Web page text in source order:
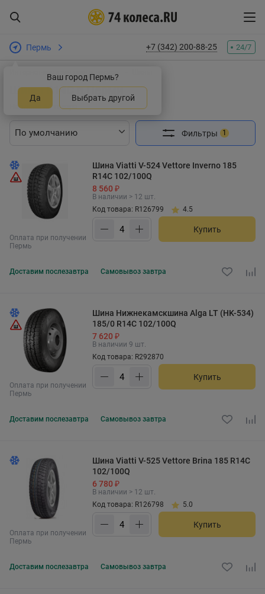
Пермь
Ваш город Пермь?
Да Выбрать другой
+7 (342) 200-88-25 24/7
Интернет-магазин шин и дисков
Шины R14C в Перми
Найдено 44 товара
Фильтры 1
Оплата при получении
Пермь
Шина Viatti V-524 Vettore Inverno 185
R14C 102/100Q
8 560 ₽
В наличии > 12 шт.
Код товара: R126799
4.5
Купить
Доставим послезавтра Самовывоз завтра
Оплата при получении
Пермь
Шина Нижнекамскшина Alga LT (HK-534)
185/0 R14C 102/100Q
7 620 ₽
В наличии 9 шт.
Код товара: R292870
Купить
Доставим послезавтра Самовывоз завтра
Оплата при получении
Пермь
Шина Viatti V-525 Vettore Brina 185 R14C
102/100Q
6 780 ₽
В наличии > 12 шт.
Код товара: R126798
5.0
Купить
Доставим послезавтра Самовывоз завтра